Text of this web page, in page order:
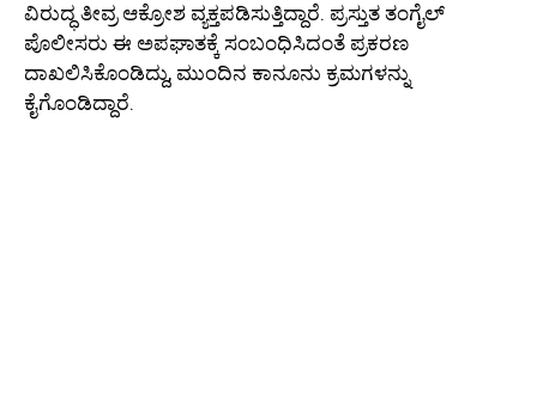
ವಿರುದ್ಧ ತೀವ್ರ ಆಕ್ರೋಶ ವ್ಯಕ್ತಪಡಿಸುತ್ತಿದ್ದಾರೆ. ಪ್ರಸ್ತುತ ತಂಗೈಲ್
ಪೊಲೀಸರು ಈ ಅಪಘಾತಕ್ಕೆ ಸಂಬಂಧಿಸಿದಂತೆ ಪ್ರಕರಣ
ದಾಖಲಿಸಿಕೊಂಡಿದ್ದು, ಮುಂದಿನ ಕಾನೂನು ಕ್ರಮಗಳನ್ನು
ಕೈಗೊಂಡಿದ್ದಾರೆ.